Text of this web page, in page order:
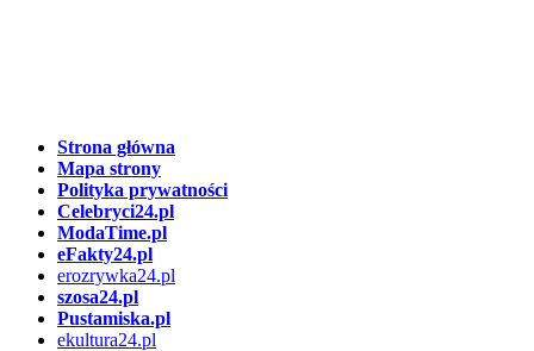
Strona główna
Mapa strony
Polityka prywatności
Celebryci24.pl
ModaTime.pl
eFakty24.pl
erozrywka24.pl
szosa24.pl
Pustamiska.pl
ekultura24.pl